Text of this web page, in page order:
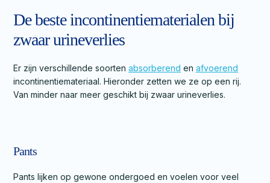
De beste incontinentiematerialen bij
zwaar urineverlies
Er zijn verschillende soorten absorberend en afvoerend
incontinentiemateriaal. Hieronder zetten we ze op een rij.
Van minder naar meer geschikt bij zwaar urineverlies.
Pants
Pants lijken op gewone ondergoed en voelen voor veel